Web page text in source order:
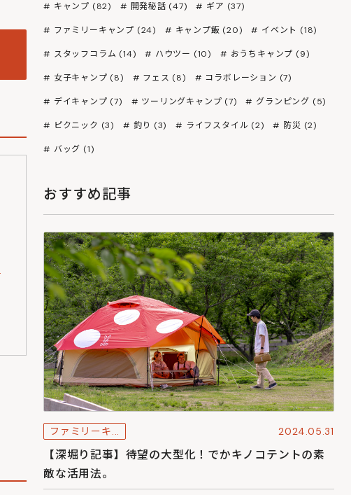
キャンプ (82) 開発秘話 (47) ギア (37)
ファミリーキャンプ (24) キャンプ飯 (20) イベント (18)
スタッフコラム (14) ハウツー (10) おうちキャンプ (9)
女子キャンプ (8) フェス (8) コラボレーション (7)
デイキャンプ (7) ツーリングキャンプ (7) グランピング (5)
ピクニック (3) 釣り (3) ライフスタイル (2) 防災 (2)
バッグ (1)
おすすめ記事
ファミリーキ... 2024.05.31
【深堀り記事】待望の大型化！でかキノコテントの素
敵な活用法。